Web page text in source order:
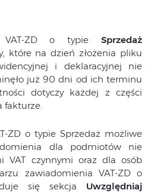
VAT-ZD o typie Sprzedaż
które na dzień złożenia pliku
i deklaracyjnej nie
już 90 dni od ich terminu
dotyczy każdej z części
fakturze.
ZD o typie Sprzedaż możliwe
dla podmiotów nie
VAT czynnymi oraz dla osób
zawiadomienia VAT-ZD o
się sekcja Uwzględniaj